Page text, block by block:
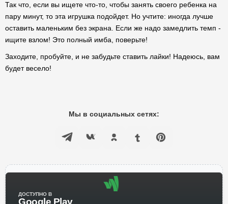
Так что, если вы ищете что-то, чтобы занять своего ребенка на
пару минут, то эта игрушка подойдет. Но учтите: иногда лучше
оставить маленьким без экрана. Если же надо замедлить темп -
ищите взлом! Это полный имба, поверьте!
Заходите, пробуйте, и не забудьте ставить лайки! Надеюсь, вам
будет весело!
Мы в социальных сетях:
ДОСТУПНО В
Google Play